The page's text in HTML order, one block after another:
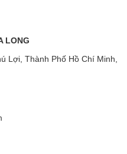
LONG
Lợi, Thành Phố Hồ Chí Minh,